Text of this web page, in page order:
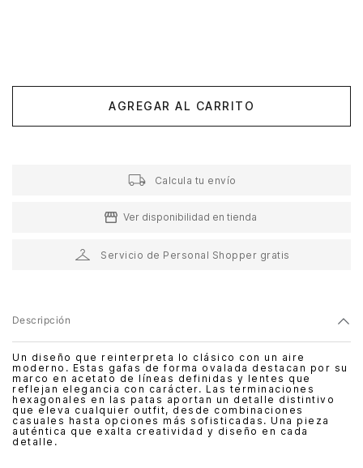
AGREGAR AL CARRITO
Calcula tu envío
Ver disponibilidad en tienda
Servicio de Personal Shopper gratis
Descripción
Un diseño que reinterpreta lo clásico con un aire
moderno. Estas gafas de forma ovalada destacan por su
marco en acetato de líneas definidas y lentes que
reflejan elegancia con carácter. Las terminaciones
hexagonales en las patas aportan un detalle distintivo
que eleva cualquier outfit, desde combinaciones
casuales hasta opciones más sofisticadas. Una pieza
auténtica que exalta creatividad y diseño en cada
detalle.